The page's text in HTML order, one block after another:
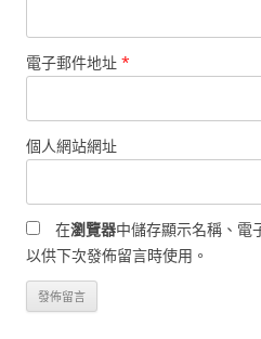
電子郵件地址 *
個人網站網址
在瀏覽器中儲存顯示名稱、電
以供下次發佈留言時使用。